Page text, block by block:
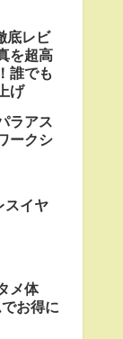
底レビ
を超高
誰でも
げ
ラアス
ークシ
スイヤ
メ体
お得に